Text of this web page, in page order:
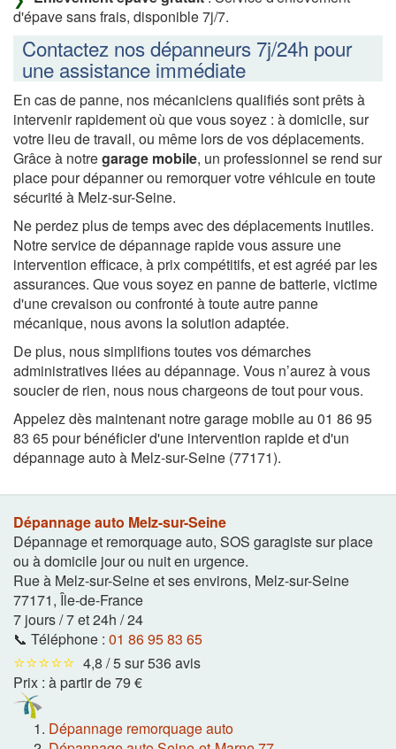
d'épave sans frais, disponible 7j/7.
Contactez nos dépanneurs 7j/24h pour
une assistance immédiate
En cas de panne, nos mécaniciens qualifiés sont prêts à
intervenir rapidement où que vous soyez : à domicile, sur
votre lieu de travail, ou même lors de vos déplacements.
Grâce à notregarage mobile, un professionnel se rend sur
place pour dépanner ou remorquer votre véhicule en toute
sécurité à Melz-sur-Seine.
Ne perdez plus de temps avec des déplacements inutiles.
Notre service de dépannage rapide vous assure une
intervention efficace, à prix compétitifs, et est agréé par les
assurances. Que vous soyez en panne de batterie, victime
d'une crevaison ou confronté à toute autre panne
mécanique, nous avons la solution adaptée.
De plus, nous simplifions toutes vos démarches
administratives liées au dépannage. Vous n’aurez à vous
soucier de rien, nous nous chargeons de tout pour vous.
Appelez dès maintenant notre garage mobile au 01 86 95
83 65 pour bénéficier d'une intervention rapide et d'un
dépannage auto à Melz-sur-Seine (77171).
Dépannage auto Melz-sur-Seine
Dépannage et remorquage auto, SOS garagiste sur place
ou à domicile jour ou nuit en urgence.
Rue à Melz-sur-Seine et ses environs, Melz-sur-Seine
77171, Île-de-France
7 jours / 7 et 24h / 24
📞 Téléphone : 01 86 95 83 65
⭐⭐⭐⭐⭐ 4,8 / 5 sur 536 avis
Prix : à partir de 79 €
Dépannage remorquage auto